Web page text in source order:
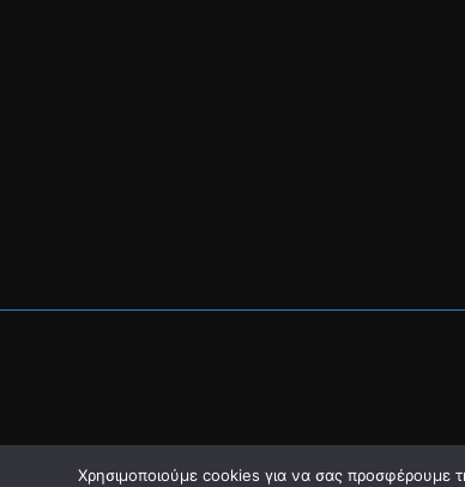
Χρησιμοποιούμε cookies για να σας προσφέρουμε